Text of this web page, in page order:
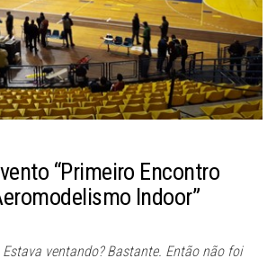
“Primeiro Encontro
Indoor”
ventando? Bastante. Então não foi